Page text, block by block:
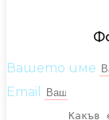
Вашето име
Email